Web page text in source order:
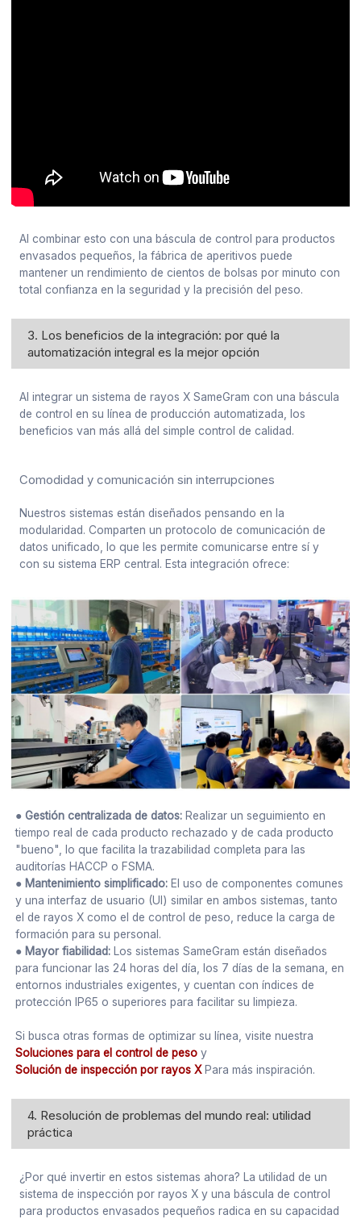
Al combinar esto con una báscula de control para productos
envasados pequeños, la fábrica de aperitivos puede
mantener un rendimiento de cientos de bolsas por minuto con
total confianza en la seguridad y la precisión del peso.
3. Los beneficios de la integración: por qué la
automatización integral es la mejor opción
Al integrar un sistema de rayos X SameGram con una báscula
de control en su línea de producción automatizada, los
beneficios van más allá del simple control de calidad.
Comodidad y comunicación sin interrupciones
Nuestros sistemas están diseñados pensando en la
modularidad. Comparten un protocolo de comunicación de
datos unificado, lo que les permite comunicarse entre sí y
con su sistema ERP central. Esta integración ofrece:
● Gestión centralizada de datos: Realizar un seguimiento en
tiempo real de cada producto rechazado y de cada producto
"bueno", lo que facilita la trazabilidad completa para las
auditorías HACCP o FSMA.
● Mantenimiento simplificado: El uso de componentes comunes
y una interfaz de usuario (UI) similar en ambos sistemas, tanto
el de rayos X como el de control de peso, reduce la carga de
formación para su personal.
● Mayor fiabilidad: Los sistemas SameGram están diseñados
para funcionar las 24 horas del día, los 7 días de la semana, en
entornos industriales exigentes, y cuentan con índices de
protección IP65 o superiores para facilitar su limpieza.
Si busca otras formas de optimizar su línea, visite nuestra
Soluciones para el control de peso y
Solución de inspección por rayos XPara más inspiración.
4. Resolución de problemas del mundo real: utilidad
práctica
¿Por qué invertir en estos sistemas ahora? La utilidad de un
sistema de inspección por rayos X y una báscula de control
para productos envasados pequeños radica en su capacidad